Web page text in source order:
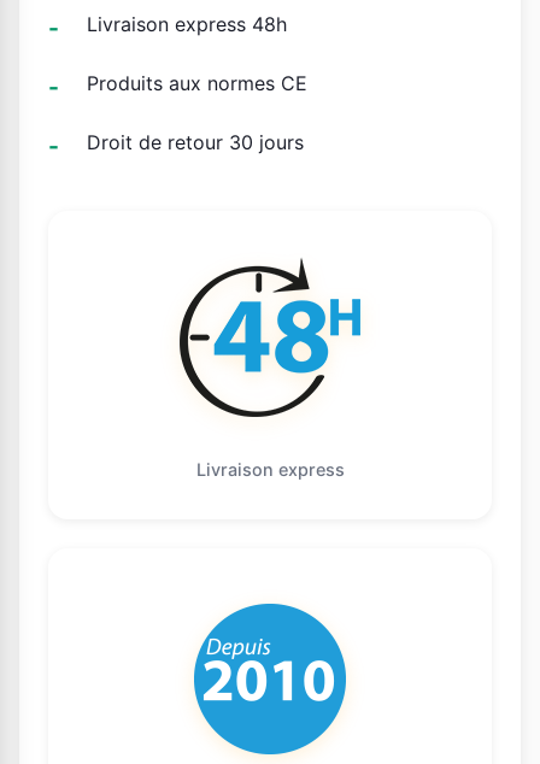
Livraison express 48h
Produits aux normes CE
Droit de retour 30 jours
Livraison express